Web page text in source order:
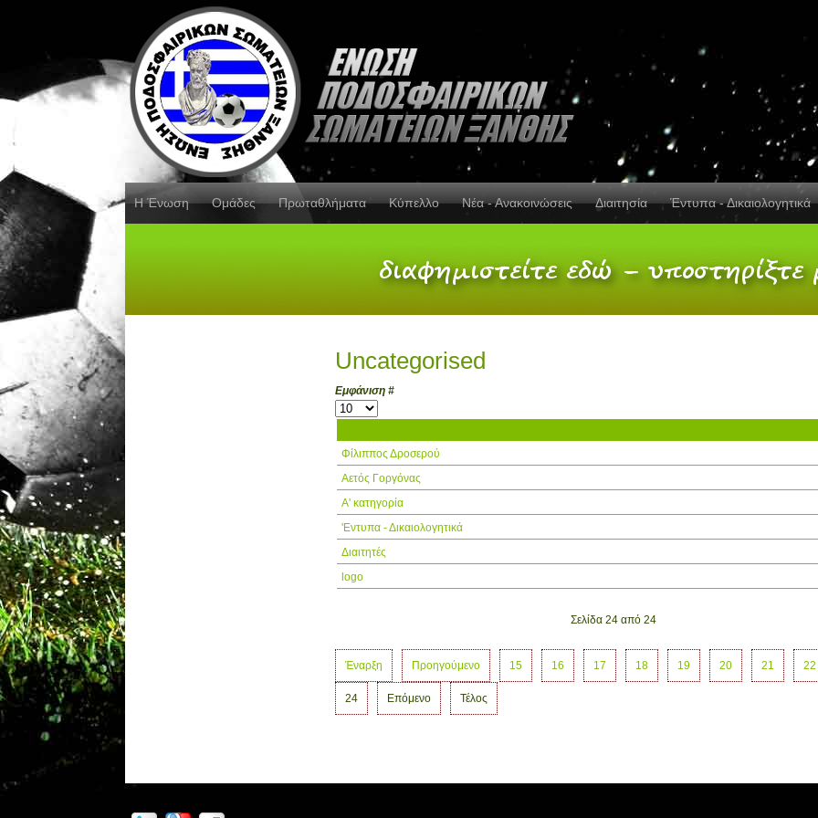
Η Ένωση Ομάδες Πρωταθλήματα Κύπελλο Νέα - Ανακοινώσεις Διαιτησία Έντυπα - Δικαιολογητικά
Uncategorised
Εμφάνιση #
Φίλιππος Δροσερού
Αετός Γοργόνας
Α' κατηγορία
'Εντυπα - Δικαιολογητικά
Διαιτητές
logo
Σελίδα 24 από 24
Έναρξη Προηγούμενο 15 16 17 18 19 20 21 22
24 Επόμενο Τέλος